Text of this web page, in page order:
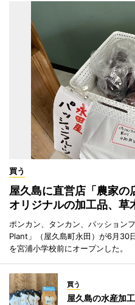
買う
屋久島に直営店「農家
オリジナルの加工品、草
ポンカン、タンカン、パッション
Plant」（屋久島町永田）が6月30
を宮浦小学校前にオープンした。
買う
屋久島の水産加